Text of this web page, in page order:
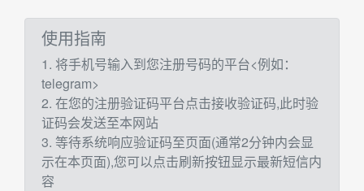
使用指南
1. 将手机号输入到您注册号码的平台<例如：
telegram>
2. 在您的注册验证码平台点击接收验证码,此时验
证码会发送至本网站
3. 等待系统响应验证码至页面(通常2分钟内会显
示在本页面),您可以点击刷新按钮显示最新短信内
容